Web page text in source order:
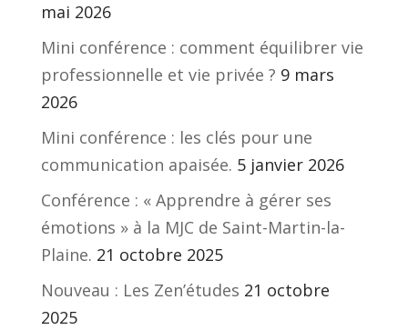
mai 2026
Mini conférence : comment équilibrer vie
professionnelle et vie privée ? 9 mars
2026
Mini conférence : les clés pour une
communication apaisée. 5 janvier 2026
Conférence : « Apprendre à gérer ses
émotions » à la MJC de Saint-Martin-la-
Plaine. 21 octobre 2025
Nouveau : Les Zen’études 21 octobre
2025